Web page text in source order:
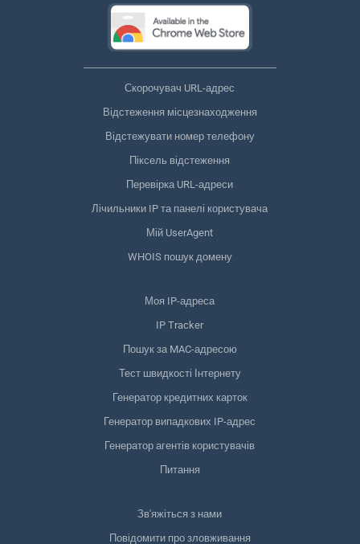
Скорочувач URL-адрес
Відстеження місцезнаходження
Відстежувати номер телефону
Піксель відстеження
Перевірка URL-адреси
Лічильники IP та панелі користувача
Мій UserAgent
WHOIS пошук домену
Моя IP-адреса
IP Tracker
Пошук за MAC-адресою
Тест швидкості Інтернету
Генератор кредитних карток
Генератор випадкових IP-адрес
Генератор агентів користувачів
Питання
Зв'яжіться з нами
Повідомити про зловживання